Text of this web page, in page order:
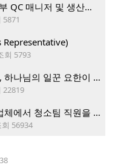
[그린라이프] 오피스 매니저 & 제조부 QC 매니저 및 생산직, 웨어하우스 직원 모집
5871
Representative)
회 5793
진짜가 나타났다! 30년 경력 건축가, 하나님의 일꾼 요한이 책임 시공합니다.
22819
레드몬드에 위치한 커머셜 클리닝 업체에서 청소팀 직원을 모집합니다.
회 56934